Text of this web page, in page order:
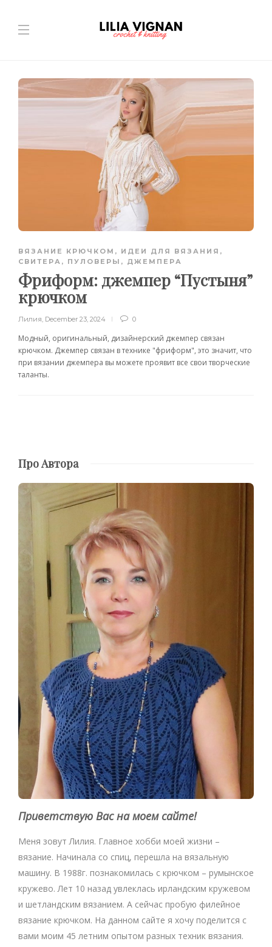
ВЯЗАНИЕ КРЮЧКОМ , ИДЕИ ДЛЯ ВЯЗАНИЯ ,
СВИТЕРА, ПУЛОВЕРЫ, ДЖЕМПЕРА
Фриформ: джемпер “Пустыня”
крючком
Лилия, December 23, 2024 0
Модный, оригинальный, дизайнерский джемпер связан
крючком. Джемпер связан в технике "фриформ", это значит, что
при вязании джемпера вы можете проявит все свои творческие
таланты.
Про Автора
Приветствую Вас на моем сайте!
Меня зовут Лилия. Главное хобби моей жизни –
вязание. Начинала со спиц, перешла на вязальную
машину. В 1988г. познакомилась с крючком – румынское
кружево. Лет 10 назад увлеклась ирландским кружевом
и шетландским вязанием. А сейчас пробую филейное
вязание крючком. На данном сайте я хочу поделится с
вами моим 45 летним опытом разных техник вязания.